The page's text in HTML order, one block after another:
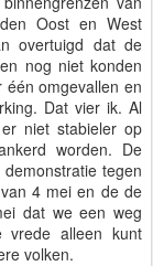
Oost en West
overtuigd dat de
nog niet konden
omgevallen en
Dat vier ik. Al
niet stabieler op
worden. De
tegen
4 mei en de de
dat we een weg
alleen kunt
volken.